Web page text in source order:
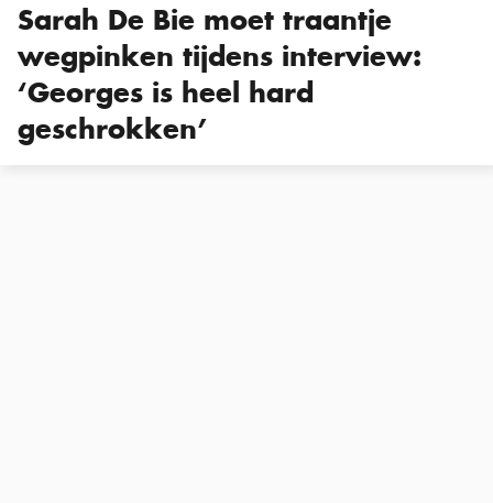
Sarah De Bie moet traantje
wegpinken tijdens interview:
‘Georges is heel hard
geschrokken’